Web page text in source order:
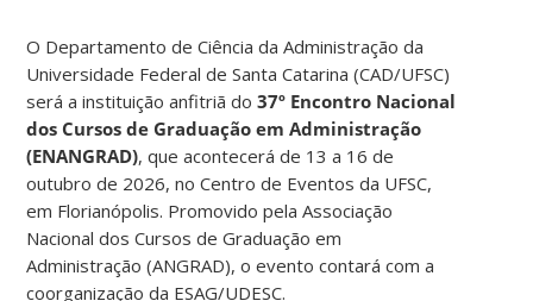
O Departamento de Ciência da Administração da
Universidade Federal de Santa Catarina (CAD/UFSC)
será a instituição anfitriã do37º Encontro Nacional
dos Cursos de Graduação em Administração
(ENANGRAD), que acontecerá de 13 a 16 de
outubro de 2026, no Centro de Eventos da UFSC,
em Florianópolis. Promovido pela Associação
Nacional dos Cursos de Graduação em
Administração (ANGRAD), o evento contará com a
coorganização da ESAG/UDESC.